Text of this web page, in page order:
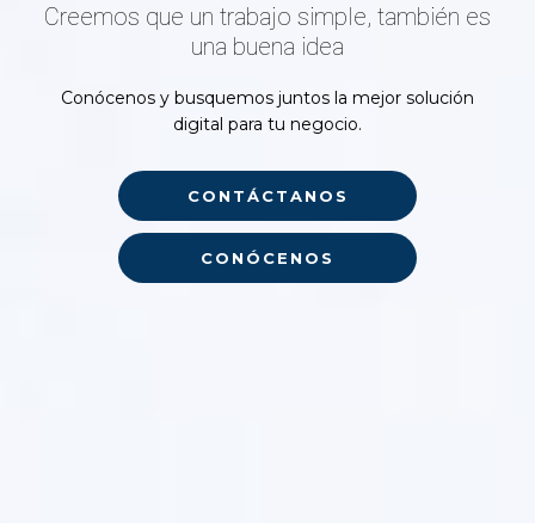
Creemos que un trabajo simple, también es
una buena idea
Conócenos y busquemos juntos la mejor solución
digital para tu negocio.
CONTÁCTANOS
CONÓCENOS